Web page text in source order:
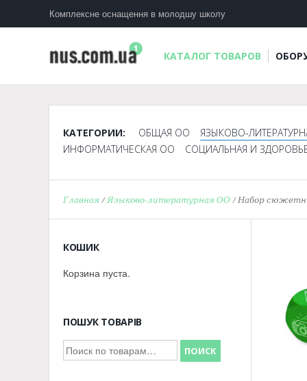
Комплексне оснащення в молодшу школу
КАТАЛОГ ТОВАРОВ
КАТЕГОРИИ: ОБЩАЯ ОО
ЯЗЫКОВО-
ИНФОРМАТИЧЕСКАЯ ОО
СОЦИАЛЬНАЯ И
Главная /Языково-литературная ОО / Набор
КОШИК
Корзина пуста.
ПОШУК ТОВАРІВ
Искать: ПОИСК